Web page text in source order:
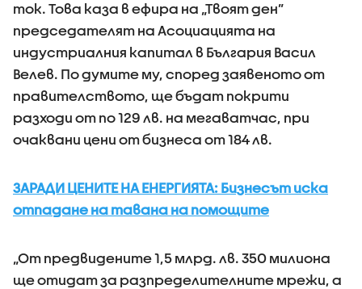
ток. Това каза в ефира на „Твоят ден”
председателят на Асоциацията на
индустриалния капитал в България Васил
Велев. По думите му, според заявеното от
правителството, ще бъдат покрити
разходи от по 129 лв. на мегаватчас, при
очаквани цени от бизнеса от 184 лв.
ЗАРАДИ ЦЕНИТЕ НА ЕНЕРГИЯТА: Бизнесът иска
отпадане на тавана на помощите
„От предвидените 1,5 млрд. лв. 350 милиона
ще отидат за разпределителните мрежи, а